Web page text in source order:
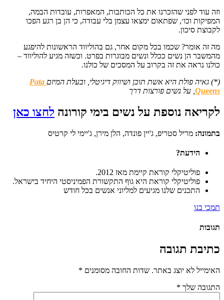
וזה עוד לפני שהזכרנו את כל הכותבות, המאפרות, עובדות הבמה,
המפיקות וכו׳, שפתאום ימצאו עצמן בלי עבודה, כי הן בן רגע הפכו
לקבוצת סיכון.
מה זה אומר? שכמו בכל מקום אחר, גם בהוליווד הראשונות להיפגע
מהמשבר הן נשים ככלל ונשים מבוגרות בפרט. וכשזה מגיע להוליווד –
כולנו נראה את זה בקרוב על המסכים של כולנו.
(*) גאיה פולת היא אשת תוכן ושיווק דיגיטלי, ובעלת המיזם Pata
Queens , על נשים פורצות דרך
לקריאה נוספת על נשים בימי קורונה לחצו כאן
בתמונה: מריל סטריפ, ג'יין פונדה, הלן מירן, ג'יימי לי קרטיס
הידעת?
פוליטיקלי קוראת קיימת מאז 2012.
פוליטיקלי קוראת היא גוף התקשורת הפמיניסטי היחיד בישראל.
התכנים שלנו מגיעים למליוני אנשים בכל חודש
תמכי בנו
תגובות
כתיבת תגובה
האימייל לא יוצג באתר. שדות החובה מסומנים *
התגובה שלך *